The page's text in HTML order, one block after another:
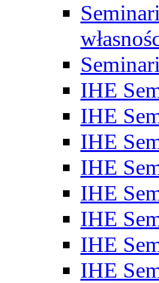
IHE
IHE
IHE
IHE
IHE
IHE
IHE
IHE